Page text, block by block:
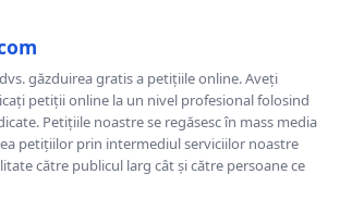
găzduirea gratis a petițiile online. Aveți
petiții online la un nivel profesional folosind
Petițiile noastre se regăsesc în mass media
petițiilor prin intermediul serviciilor noastre
către publicul larg cât și către persoane ce